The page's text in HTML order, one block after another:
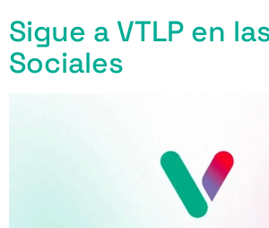
Sigue a VTLP en
Sociales